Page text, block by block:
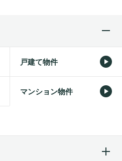
戸建て物件
マンション物件